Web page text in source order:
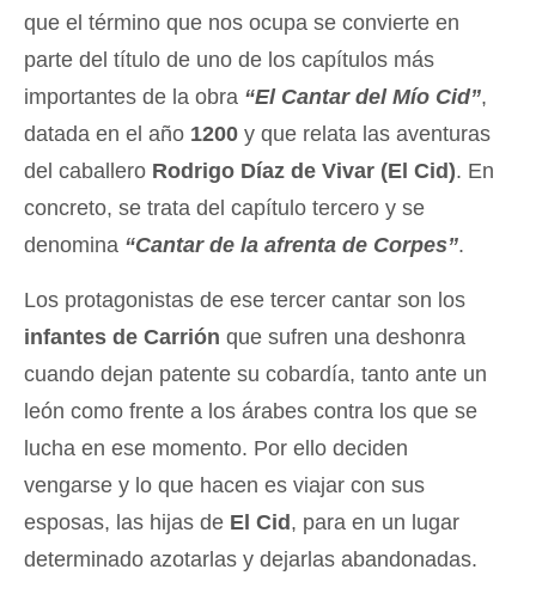
que el término que nos ocupa se convierte en
parte del título de uno de los capítulos más
importantes de la obra “El Cantar del Mío Cid”,
datada en el año 1200 y que relata las aventuras
del caballero Rodrigo Díaz de Vivar (El Cid). En
concreto, se trata del capítulo tercero y se
denomina “Cantar de la afrenta de Corpes”.
Los protagonistas de ese tercer cantar son los
infantes de Carrión que sufren una deshonra
cuando dejan patente su cobardía, tanto ante un
león como frente a los árabes contra los que se
lucha en ese momento. Por ello deciden
vengarse y lo que hacen es viajar con sus
esposas, las hijas de El Cid, para en un lugar
determinado azotarlas y dejarlas abandonadas.